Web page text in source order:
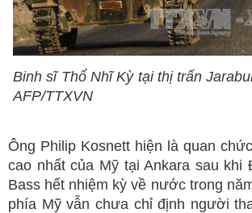
Binh sĩ Thổ Nhĩ Kỳ tại thị trấn
AFP/TTXVN
Ông Philip Kosnett hiện là quan
cao nhất của Mỹ tại Ankara sau khi
Bass hết nhiệm kỳ về nước trong
phía Mỹ vẫn chưa chỉ định người